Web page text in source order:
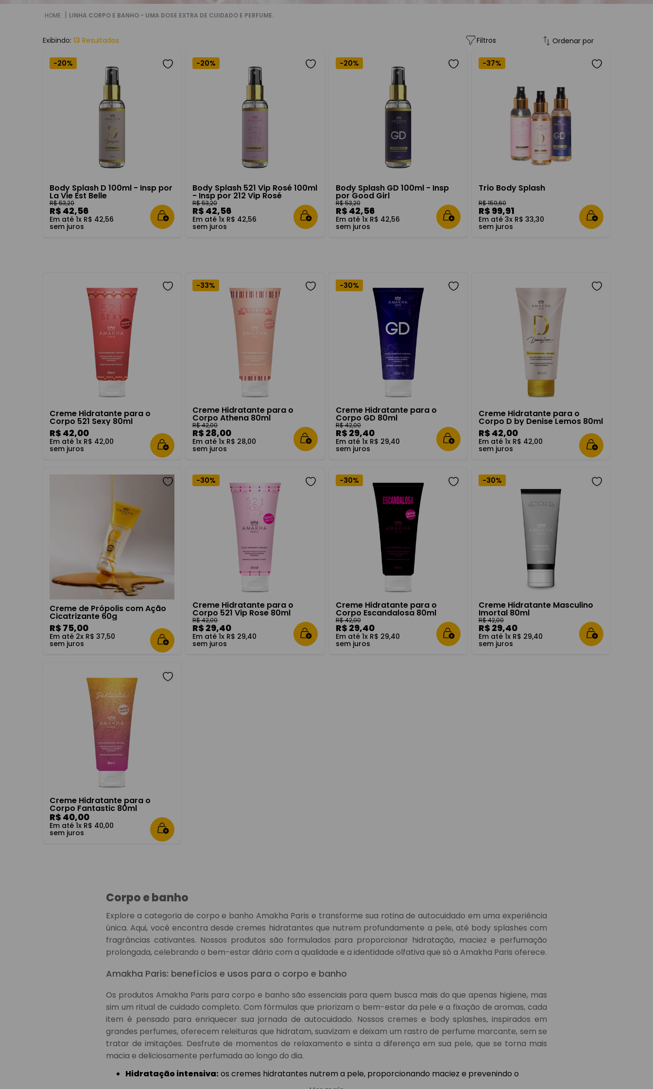
LINHA CORPO E BANHO - UMA DOSE EXTRA DE CUIDADO E PERFUME.
13 Filtros
Departamento
Produtos para Corpo
Perfume
Creme Hidratante
Perfume Feminino
Ocasião
Referência Tamanho Faixas de preço
Ordenar por
-20%
Body Splash D 100ml - Insp por
La Vie Est Belle
R$53,20
R$ 42,56
Em até 1x R$ 42,56
sem juros
-20%
Body Splash 521 Vip Rosé 100ml
- Insp por 212 Vip Rosé
R$53,20
R$ 42,56
Em até1x R$ 42,56
sem juros
-20%
Body Splash GD 100ml - Insp
por Good Girl
R$53,20
R$ 42,56
Em até 1x R$ 42,56
sem juros
-37%
Trio Body Splash
R$159,60
R$ 99,91
Em até 3x R$ 33,30
sem juros
Creme Hidratante para o
Corpo 521 Sexy 80ml
R$ 42,00
Em até 1x R$ 42,00
sem juros
-33%
Creme Hidratante para o
Corpo Athena 80ml
R$42,00
R$ 28,00
Em até1x R$ 28,00
sem juros
-30%
Creme Hidratante para o
Corpo GD 80ml
R$42,00
R$ 29,40
Em até 1x R$ 29,40
sem juros
Creme Hidratante para o
Corpo D by Denise Lemos 80ml
R$ 42,00
Em até 1x R$ 42,00
sem juros
Creme de Própolis com Ação
Cicatrizante 60g
R$ 75,00
Em até 2x R$ 37,50
sem juros
-30%
Creme Hidratante para o
Corpo 521 Vip Rose 80ml
R$42,00
R$ 29,40
Em até1x R$ 29,40
sem juros
-30%
Creme Hidratante para o
Corpo Escandalosa 80ml
R$42,00
R$ 29,40
Em até 1x R$ 29,40
sem juros
-30%
Creme Hidratante Masculino
Imortal 80ml
R$42,00
R$ 29,40
Em até 1x R$ 29,40
sem juros
Creme Hidratante para o
Corpo Fantastic 80ml
R$ 40,00
Em até 1x R$ 40,00
sem juros
Corpo e banho
Explore a categoria de corpo e banho Amakha Paris e transforme sua rotina de autocuidado em uma experiência
única. Aqui, você encontra desde cremes hidratantes que nutrem profundamente a pele, até body splashes com
fragrâncias cativantes. Nossos produtos são formulados para proporcionar hidratação, maciez e perfumação
prolongada, celebrando o bem-estar diário com a qualidade e a identidade olfativa que só a Amakha Paris oferece.
Amakha Paris: benefícios e usos para o corpo e banho
Os produtos Amakha Paris para corpo e banho são essenciais para quem busca mais do que apenas higiene, mas
sim um ritual de cuidado completo. Com fórmulas que priorizam o bem-estar da pele e a fixação de aromas, cada
item é pensado para enriquecer sua jornada de autocuidado. Nossos cremes e body splashes, inspirados em
grandes perfumes, oferecem releituras que hidratam, suavizam e deixam um rastro de perfume marcante, sem se
tratar de imitações. Desfrute de momentos de relaxamento e sinta a diferença em sua pele, que se torna mais
macia e deliciosamente perfumada ao longo do dia.
Hidratação intensiva: os cremes hidratantes nutrem a pele, proporcionando maciez e prevenindo o
8º
chic woman
9º
elegance